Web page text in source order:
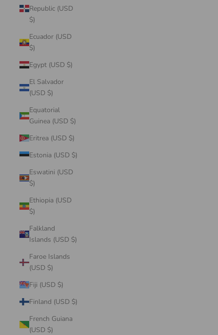
Republic (USD
$)
Ecuador (USD
$)
Egypt (USD $)
El Salvador
(USD $)
Equatorial
Guinea (USD $)
Eritrea (USD $)
Estonia (USD $)
Eswatini (USD
$)
Ethiopia (USD
$)
Falkland
Islands (USD $)
Faroe Islands
(USD $)
Fiji (USD $)
Finland (USD $)
French Guiana
(USD $)